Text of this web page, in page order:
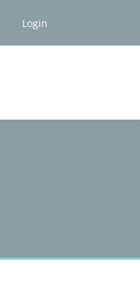
Login